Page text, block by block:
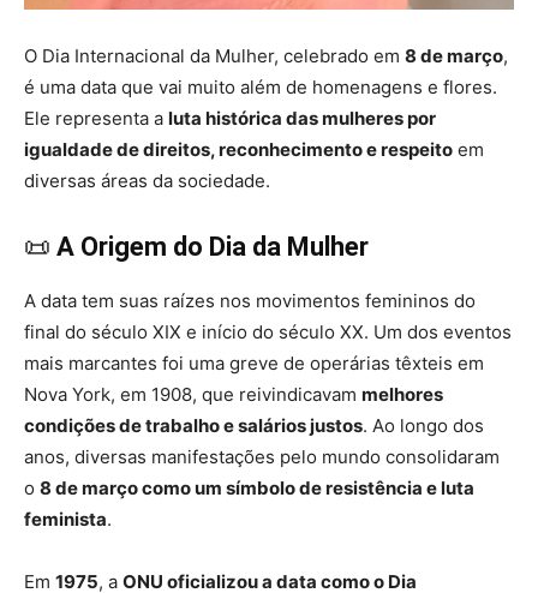
O Dia Internacional da Mulher, celebrado em 8 de março,
é uma data que vai muito além de homenagens e flores.
Ele representa a luta histórica das mulheres por
igualdade de direitos, reconhecimento e respeito em
diversas áreas da sociedade.
📜 A Origem do Dia da Mulher
A data tem suas raízes nos movimentos femininos do
final do século XIX e início do século XX. Um dos eventos
mais marcantes foi uma greve de operárias têxteis em
Nova York, em 1908, que reivindicavam melhores
condições de trabalho e salários justos. Ao longo dos
anos, diversas manifestações pelo mundo consolidaram
o 8 de março como um símbolo de resistência e luta
feminista.
Em 1975, a ONU oficializou a data como o Dia